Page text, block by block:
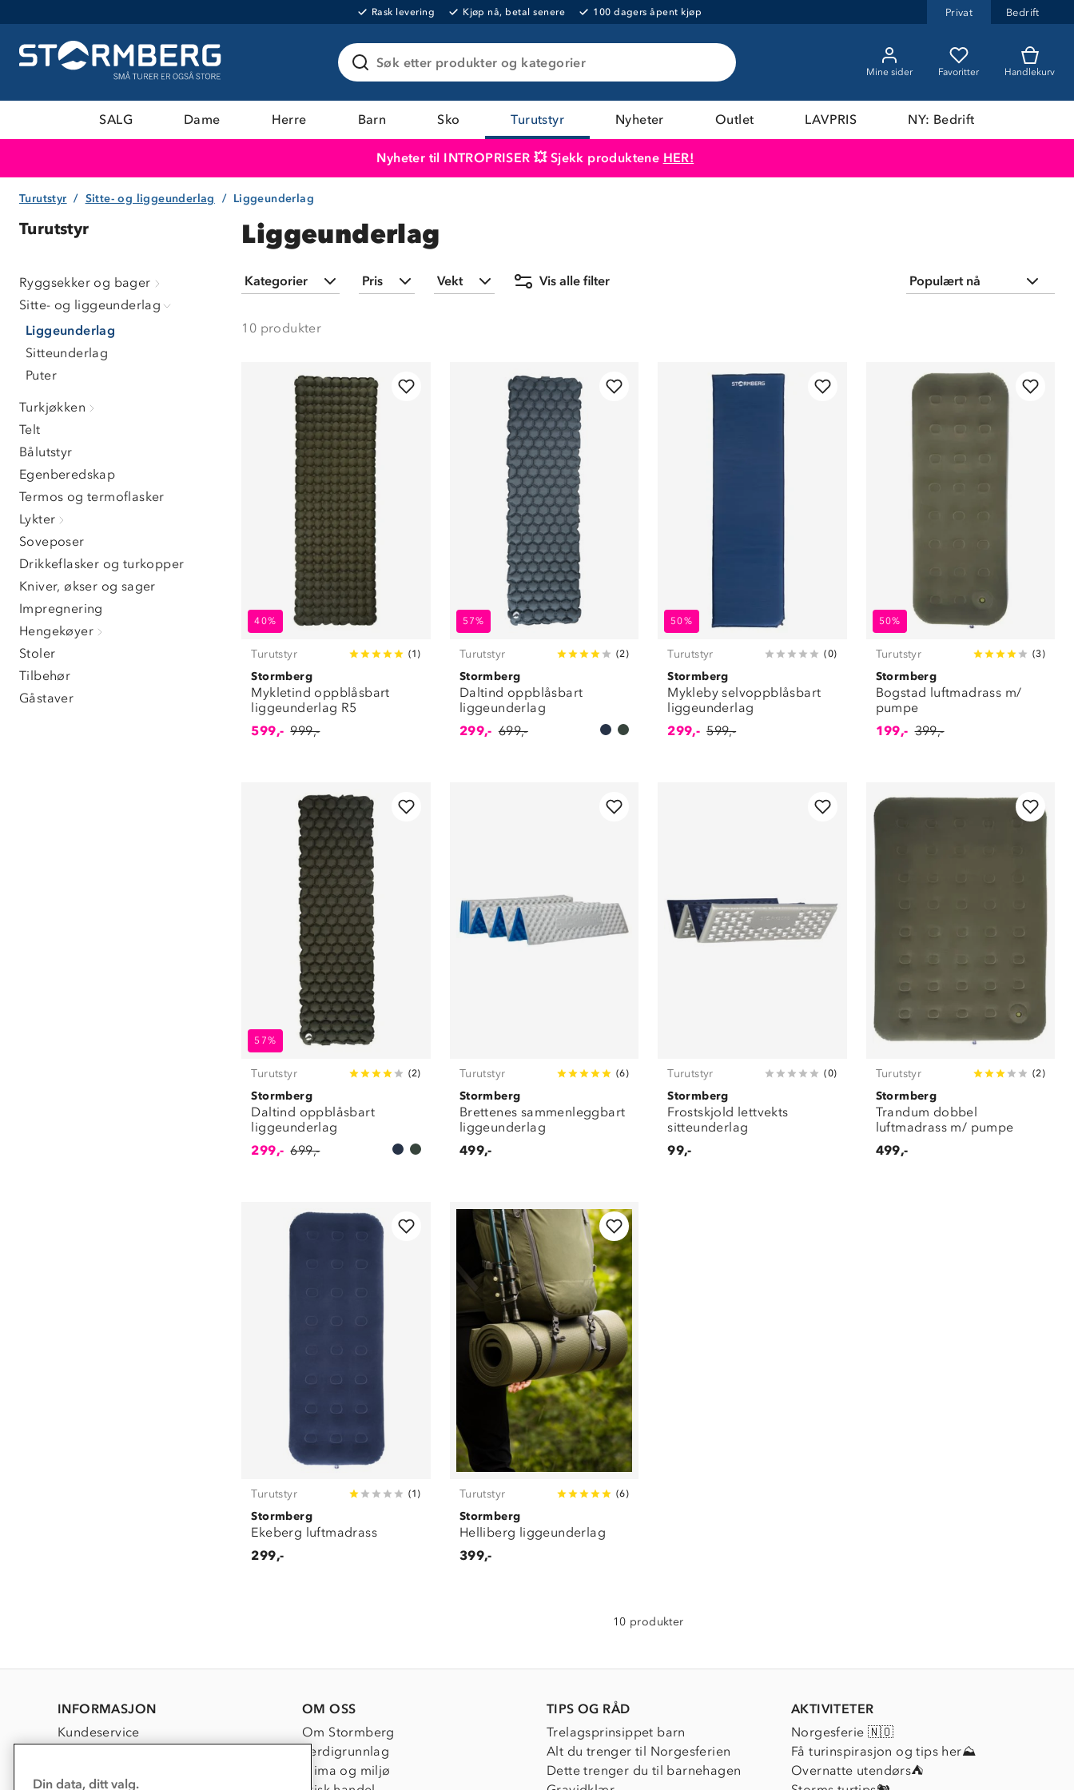
Rask levering Kjøp nå, betal senere 100 dagers åpent kjøp Privat Bedrift
Søk etter produkter og kategorier
Mine sider Favoritter Handlekurv
SALG Dame Herre Barn Sko Turutstyr Nyheter Outlet LAVPRIS NY: Bedrift
Nyheter til INTROPRISER 💥 Sjekk produktene HER!
Turutstyr Sitte- og liggeunderlag Liggeunderlag
Turutstyr
Ryggsekker og bager
Sitte- og liggeunderlag
Liggeunderlag
Sitteunderlag
Puter
Turkjøkken
Telt
Bålutstyr
Egenberedskap
Termos og termoflasker
Lykter
Soveposer
Drikkeflasker og turkopper
Kniver, økser og sager
Impregnering
Hengekøyer
Stoler
Tilbehør
Gåstaver
Liggeunderlag
Kategorier
Egenberedskap
Pris Vekt
430 gram (1)
50 gram (1)
750 gram (2)
880 gram (1)
Vis alle filter
10 produkter
40%
Turutstyr (1 )
Stormberg
Mykletind oppblåsbart
liggeunderlag R5
599,- 999,-
57%
Turutstyr (2)
Stormberg
Daltind oppblåsbart
liggeunderlag
299,- 699,-
50%
Turutstyr (0)
Stormberg
Mykleby selvoppblåsbart
liggeunderlag
299,- 599,-
50%
Turutstyr (3)
Stormberg
Bogstad luftmadrass m/
pumpe
199,- 399,-
57%
Turutstyr (2)
Stormberg
Daltind oppblåsbart
liggeunderlag
299,- 699,-
Turutstyr (6)
Stormberg
Brettenes sammenleggbart
liggeunderlag
499,-
Turutstyr (0)
Stormberg
Frostskjold lettvekts
sitteunderlag
99,-
Turutstyr (2)
Stormberg
Trandum dobbel
luftmadrass m/ pumpe
499,-
Turutstyr (1 )
Stormberg
Ekeberg luftmadrass
299,-
Turutstyr (6)
Stormberg
Helliberg liggeunderlag
399,-
10 produkter
INFORMASJON
Kundeservice
OM OSS
Om Stormberg
Verdigrunnlag
Klima og miljø
TIPS OG RÅD
Trelagsprinsippet barn
Alt du trenger til Norgesferien
Dette trenger du til barnehagen
AKTIVITETER
Norgesferie 🇳🇴
Få turinspirasjon og tips her⛰
Overnatte utendørs⛺
Din data, ditt valg.